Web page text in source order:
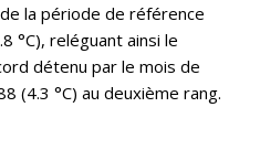
la période de référence
°C), reléguant ainsi le
détenu par le mois de
(4.3 °C) au deuxième rang.